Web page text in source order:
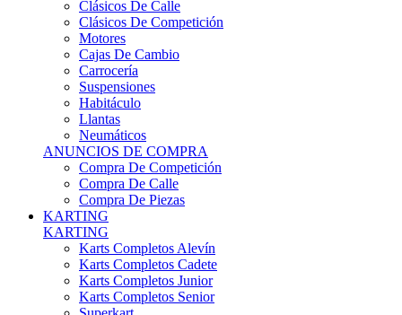
Clásicos De Calle
Clásicos De Competición
Motores
Cajas De Cambio
Carrocería
Suspensiones
Habitáculo
Llantas
Neumáticos
ANUNCIOS DE COMPRA
Compra De Competición
Compra De Calle
Compra De Piezas
KARTING
KARTING
Karts Completos Alevín
Karts Completos Cadete
Karts Completos Junior
Karts Completos Senior